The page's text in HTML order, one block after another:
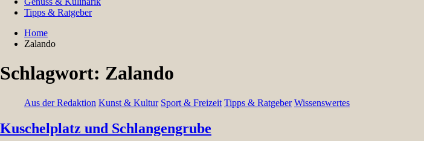
Tipps & Ratgeber
Home
Zalando
Schlagwort: Zalando
Aus der Redaktion Kunst & Kultur Sport & Freizeit Tipps & Ratgeber Wissenswertes
Kuschelplatz und Schlangengrube